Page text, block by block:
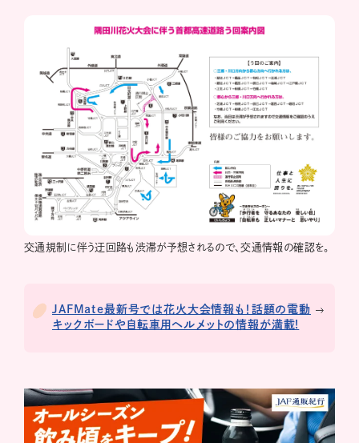
交通規制に伴う迂回路も渋滞が予想されるので、交通情報の確認を。
JAFMate最新号では花火大会情報も！話題の電動
キックボードや自転車用ヘルメットの情報が満載!